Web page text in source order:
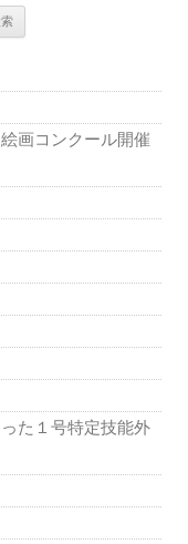
画コンクール開催
た１号特定技能外